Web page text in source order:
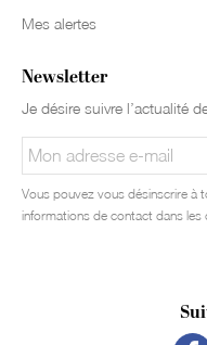
Mes alertes
Newsletter
Je désire suivre l’actualité
Vous pouvez vous désinscrire à
informations de contact dans les